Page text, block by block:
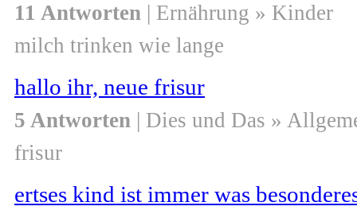
11 Antworten | Ernährung » Kinder
milch trinken wie lange
hallo ihr, neue frisur
5 Antworten | Dies und Das »
frisur
ertses kind ist immer was